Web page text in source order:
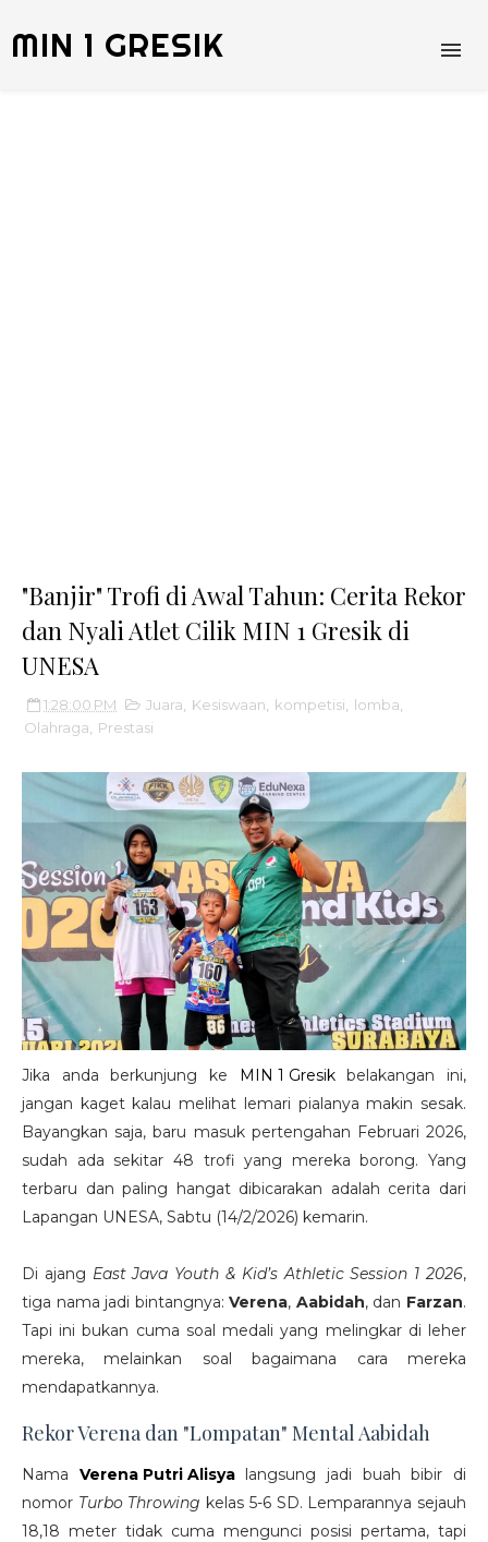
MIN 1 GRESIK
"Banjir" Trofi di Awal Tahun: Cerita Rekor
dan Nyali Atlet Cilik MIN 1 Gresik di
UNESA
1:28:00 PM Juara Kesiswaan kompetisi lomba
Olahraga
Prestasi
Jika anda berkunjung ke MIN 1 Gresikbelakangan ini,
jangan kaget kalau melihat lemari pialanya makin sesak.
Bayangkan saja, baru masuk pertengahan Februari 2026,
sudah ada sekitar 48 trofi yang mereka borong. Yang
terbaru dan paling hangat dibicarakan adalah cerita dari
Lapangan UNESA, Sabtu (14/2/2026) kemarin.
Di ajang East Java Youth & Kid’s Athletic Session 1 2026,
tiga nama jadi bintangnya:Verena, Aabidah, dan Farzan.
Tapi ini bukan cuma soal medali yang melingkar di leher
mereka, melainkan soal bagaimana cara mereka
mendapatkannya.
Rekor Verena dan "Lompatan" Mental Aabidah
Nama Verena Putri Alisyalangsung jadi buah bibir di
nomor Turbo Throwing kelas 5-6 SD. Lemparannya sejauh
18,18 meter tidak cuma mengunci posisi pertama, tapi